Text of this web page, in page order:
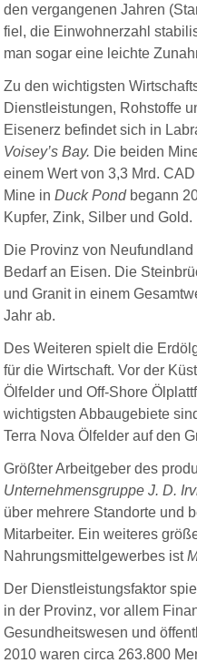
den vergangenen Jahren
fiel, die Einwohnerzahl
man sogar eine leichte
Zu den wichtigsten
Dienstleistungen, Rohstoffe
Eisenerz befindet sich in
Voisey’s Bay. Die beiden
einem Wert von 3,3 Mrd.
Mine inDuck Pond begann
Kupfer, Zink, Silber und Gold.
Die Provinz von
Bedarf an Eisen. Die
und Granit in einem
Jahr ab.
Des Weiteren spielt die
für die Wirtschaft. Vor der
Ölfelder und Off-Shore
wichtigsten Abbaugebiete
Terra Nova Ölfelder auf den
Größter Arbeitgeber des
Unternehmensgruppe J. D.
über mehrere Standorte und
Mitarbeiter. Ein weiteres
Nahrungsmittelgewerbes ist
Der Dienstleistungsfaktor
in der Provinz, vor allem
Gesundheitswesen und
2010 waren circa 263.800